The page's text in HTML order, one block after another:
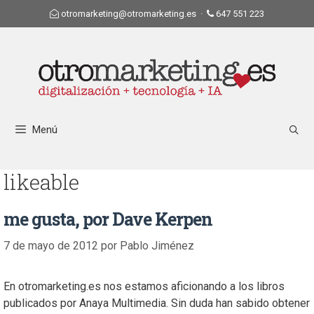
otromarketing@otromarketing.es · 647 551 223
Menú
likeable
me gusta, por Dave Kerpen
7 de mayo de 2012 por Pablo Jiménez
En otromarketing.es nos estamos aficionando a los libros
publicados por Anaya Multimedia. Sin duda han sabido obtener